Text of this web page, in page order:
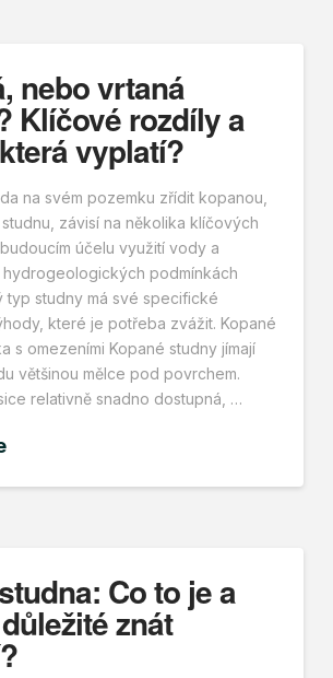
nebo vrtaná
Klíčové rozdíly a
vyplatí?
na svém pozemku zřídit kopanou,
závisí na několika klíčových
účelu využití vody a
hydrogeologických podmínkách
typ studny má své specifické
které je potřeba zvážit. Kopané
s omezeními Kopané studny jímají
většinou mělce pod povrchem.
relativně snadno dostupná, …
Co to je a
znát